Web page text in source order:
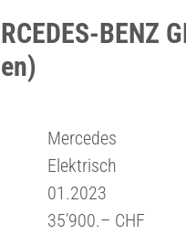
BENZ
Mercedes
Elektrisch
01.2023
35’900.– CHF